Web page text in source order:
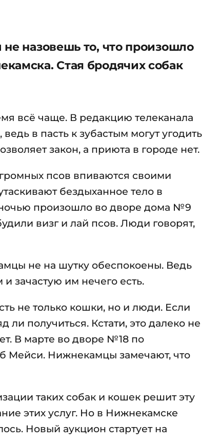
назовешь то, что произошло
Стая бродячих собак
всё чаще. В редакцию телеканала
в пасть к зубастым могут угодить
закон, а приюта в городе нет.
псов впиваются своими
бездыханное тело в
произошло во дворе дома №9
визг и лай псов. Люди говорят,
не на шутку обеспокоены. Ведь
зачастую им нечего есть.
не только кошки, но и люди. Если
ли получиться. Кстати, это далеко не
В марте во дворе №18 по
Мейси. Нижнекамцы замечают, что
таких собак и кошек решит эту
этих услуг. Но в Нижнекамске
Новый аукцион стартует на